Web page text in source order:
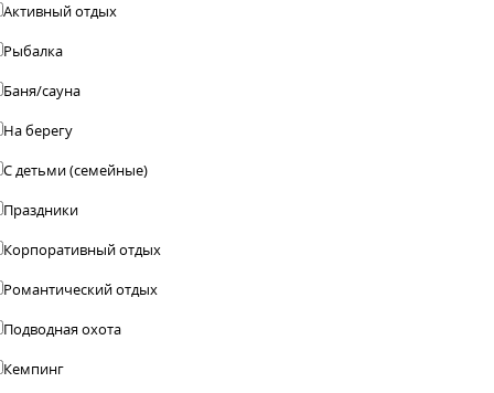
Активный отдых
Рыбалка
Баня/сауна
На берегу
С детьми (семейные)
Праздники
Корпоративный отдых
Романтический отдых
Подводная охота
Кемпинг